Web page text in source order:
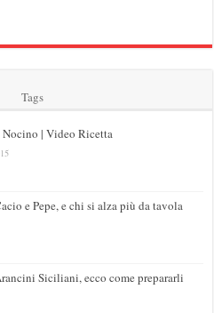
Tags
| Video Ricetta
e Pepe, e chi si alza più da tavola
Siciliani, ecco come prepararli